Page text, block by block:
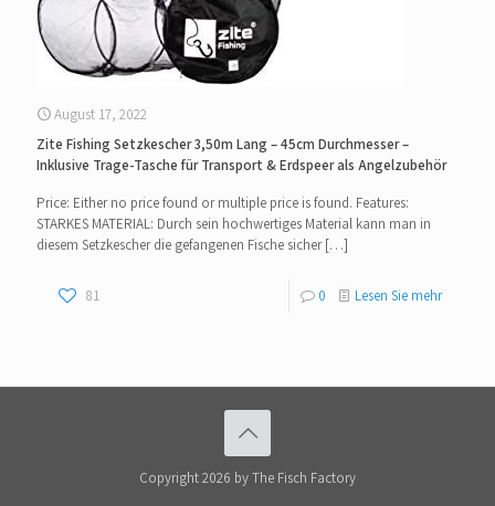
August 17, 2022
Zite Fishing Setzkescher 3,50m Lang – 45cm Durchmesser –
Inklusive Trage-Tasche für Transport & Erdspeer als Angelzubehör
Price: Either no price found or multiple price is found. Features:
STARKES MATERIAL: Durch sein hochwertiges Material kann man in
diesem Setzkescher die gefangenen Fische sicher[…]
81 0 Lesen Sie mehr
Copyright 2026 by The Fisch Factory